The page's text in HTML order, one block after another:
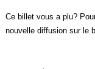
Ce billet vous a plu?
nouvelle diffusion sur le